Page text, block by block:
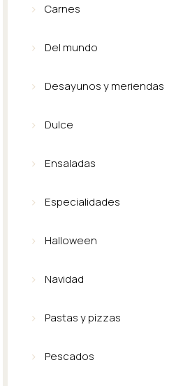
Carnes
Del mundo
Desayunos y meriendas
Dulce
Ensaladas
Especialidades
Halloween
Navidad
Pastas y pizzas
Pescados